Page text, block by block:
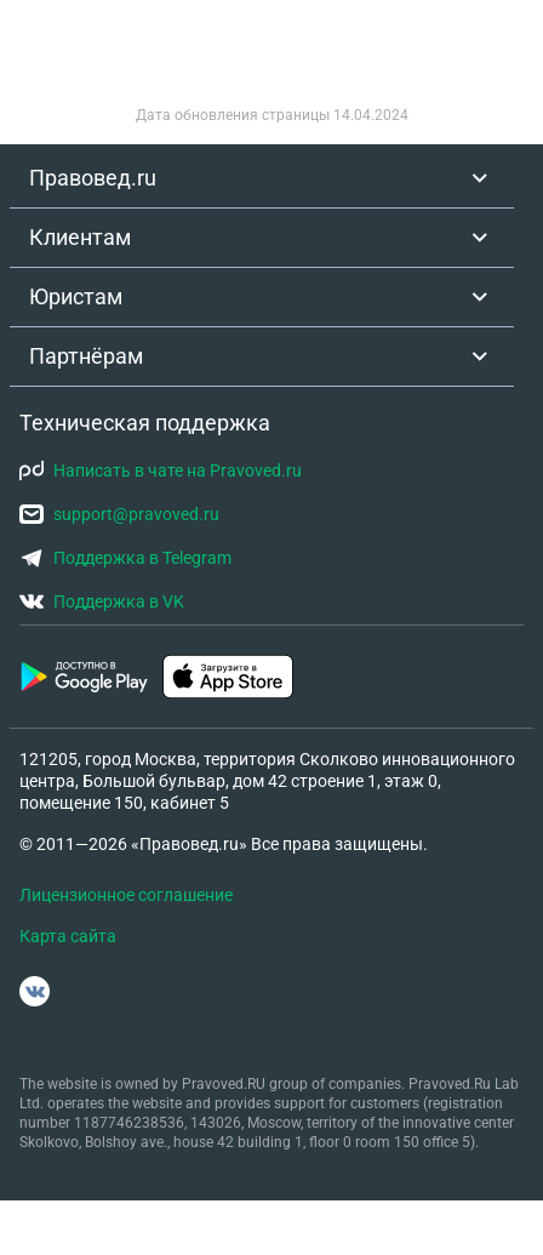
Дата обновления страницы 14.04.2024
Правовед.ru
Клиентам
Юристам
Партнёрам
Техническая поддержка
Написать в чате на Pravoved.ru
support@pravoved.ru
Поддержка в Telegram
Поддержка в VK
121205, город Москва, территория Сколково инновационного
центра, Большой бульвар, дом 42 строение 1, этаж 0,
помещение 150, кабинет 5
© 2011—2026 «Правовед.ru» Все права защищены.
Лицензионное соглашение
Карта сайта
The website is owned by Pravoved.RU group of companies. Pravoved.Ru Lab
Ltd. operates the website and provides support for customers (registration
number 1187746238536, 143026, Moscow, territory of the innovative center
Skolkovo, Bolshoy ave., house 42 building 1, floor 0 room 150 office 5).